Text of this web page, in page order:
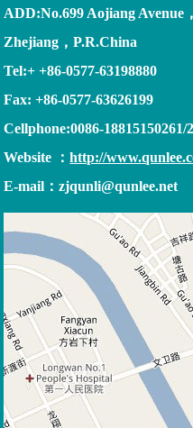
ADD:No.699 Aojiang Avenue
Zhejiang ，P.R.China
Tel:+ +86-0577-63198880
Fax: +86-0577-63626199
Cellphone:0086-
Website
：http://
E-mail ：zjqunli@qunlee.net